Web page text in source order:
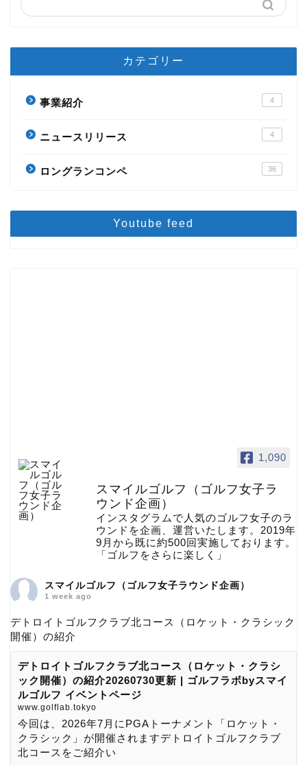
カテゴリー
事業紹介 4
ニュースリリース 4
ロングランコンペ 36
Youtube feed
1,090
スマイルゴルフ（ゴルフ女子ラ
ウンド企画）
インスタグラムで人気のゴルフ女子のラ
ウンドを企画、運営いたします。2019年
9月から既に約500回実施しております。
「ゴルフをさらに楽しく」
スマイルゴルフ（ゴルフ女子ラウンド企画）
1 week ago
デトロイトゴルフクラブ北コース（ロケット・クラシック
開催）の紹介
デトロイトゴルフクラブ北コース（ロケット・クラシ
ック開催）の紹介20260730更新 | ゴルフラボbyスマイ
ルゴルフ イベントページ
www.golflab.tokyo
今回は、2026年7月にPGAトーナメント「ロケット・
クラシック」が開催されますデトロイトゴルフクラブ
北コースをご紹介い